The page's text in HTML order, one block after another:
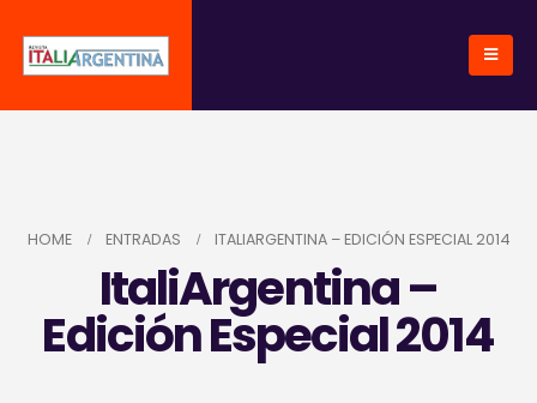
HOME ENTRADAS ITALIARGENTINA – EDICIÓN ESPECIAL 2014
ItaliArgentina –
Edición Especial 2014